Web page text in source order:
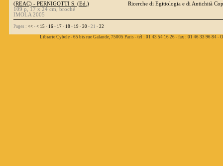
(REAC) - PERNIGOTTI S. (Ed.)
109 p, 17 x 24 cm, broché
IMOLA 2005
Ricerche di Egittologia e di Antichità
Pages : << - < 15 - 16 - 17 - 18 - 19 - 20 - 21 - 22
Librarie Cybele - 65 bis rue Galande, 75005 Paris - tél : 01 43 54 16 26 - fax : 01 46 33 96 84